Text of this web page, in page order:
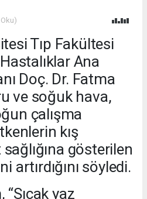
Tıp Fakültesi
Ana
Doç. Dr. Fatma
ve soğuk hava,
çalışma
kış
gösterilen
artırdığını söyledi.
“Sıcak yaz